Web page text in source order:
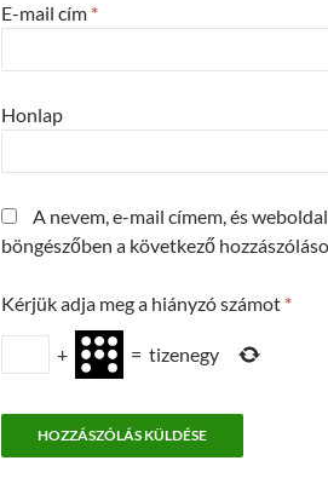
E-mail cím *
Honlap
A nevem, e-mail címem, és
böngészőben a következő
Kérjük adja meg a hiányzó számot *
+ = tizenegy